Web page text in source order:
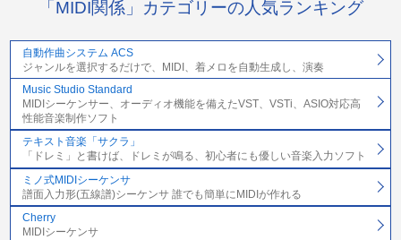
「MIDI関係」カテゴリーの人気ランキング
自動作曲システム ACS
ジャンルを選択するだけで、MIDI、着メロを自動生成し、演奏
Music Studio Standard
MIDIシーケンサー、オーディオ機能を備えたVST、VSTi、ASIO対応高
性能音楽制作ソフト
テキスト音楽「サクラ」
「ドレミ」と書けば、ドレミが鳴る、初心者にも優しい音楽入力ソフト
ミノ式MIDIシーケンサ
譜面入力形(五線譜)シーケンサ 誰でも簡単にMIDIが作れる
Cherry
MIDIシーケンサ